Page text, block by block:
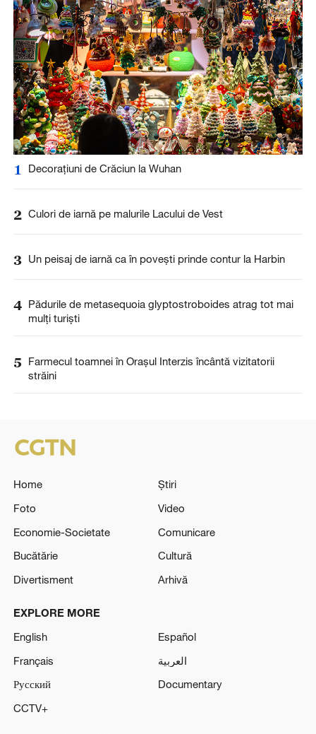
1 Decorațiuni de Crăciun la Wuhan
2 Culori de iarnă pe malurile Lacului de Vest
3 Un peisaj de iarnă ca în povești prinde contur la Harbin
4 Pădurile de metasequoia glyptostroboides atrag tot mai
mulți turiști
5
Farmecul toamnei în Orașul Interzis încântă vizitatorii
străini
Home
Știri
Foto
Video
Economie-Societate
Comunicare
Bucătărie
Cultură
Divertisment
Arhivă
EXPLORE MORE
English
Español
Français
العربية
Русский
Documentary
CCTV+